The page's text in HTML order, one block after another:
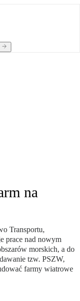
na
Transportu,
prace nad nowym
morskich, a do
tzw. PSZW,
farmy wiatrowe